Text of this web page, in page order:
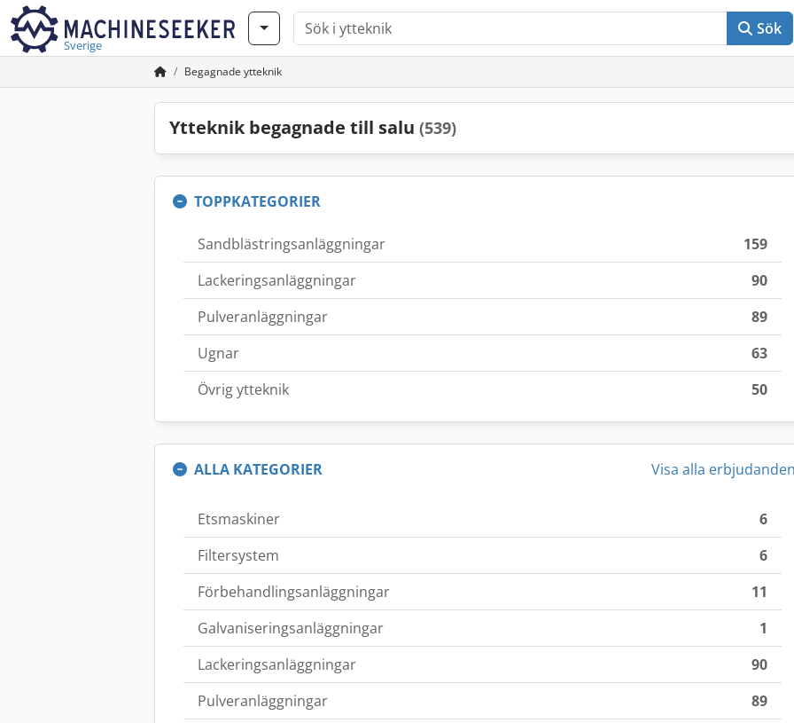
Sverige
Sök
Begagnade ytteknik
Ytteknik begagnade till salu (539)
TOPPKATEGORIER
Sandblästringsanläggningar
159
Lackeringsanläggningar
90
Pulveranläggningar
89
Ugnar
63
Övrig ytteknik
50
ALLA KATEGORIER Visa alla
Etsmaskiner
6
Filtersystem
6
Förbehandlingsanläggningar
11
Galvaniseringsanläggningar
1
Lackeringsanläggningar
90
Pulveranläggningar
89